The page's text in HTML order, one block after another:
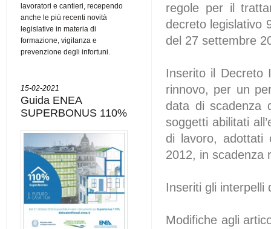
lavoratori e cantieri, recependo
anche le più recenti novità
legislative in materia di
formazione, vigilanza e
prevenzione degli infortuni.
15-02-2021
Guida ENEA
SUPERBONUS 110%
regole per il
decreto legislativo
del 27 settembre
Inserito il Decreto
rinnovo, per un
data di scadenza
soggetti abilitati
di lavoro, adottati
2012, in scadenza
Inseriti gli interpelli
Modifiche agli